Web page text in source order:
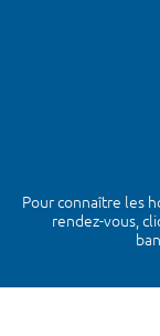
Pour connaître les
rendez-vous,